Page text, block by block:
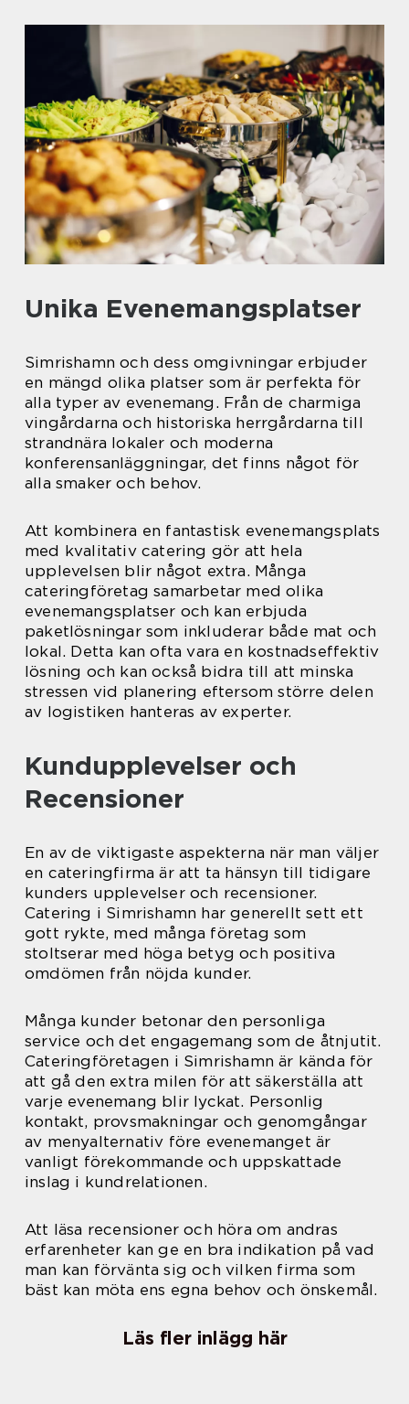
Unika Evenemangsplatser
Simrishamn och dess omgivningar erbjuder
en mängd olika platser som är perfekta för
alla typer av evenemang. Från de charmiga
vingårdarna och historiska herrgårdarna till
strandnära lokaler och moderna
konferensanläggningar, det finns något för
alla smaker och behov.
Att kombinera en fantastisk evenemangsplats
med kvalitativ catering gör att hela
upplevelsen blir något extra. Många
cateringföretag samarbetar med olika
evenemangsplatser och kan erbjuda
paketlösningar som inkluderar både mat och
lokal. Detta kan ofta vara en kostnadseffektiv
lösning och kan också bidra till att minska
stressen vid planering eftersom större delen
av logistiken hanteras av experter.
Kundupplevelser och
Recensioner
En av de viktigaste aspekterna när man väljer
en cateringfirma är att ta hänsyn till tidigare
kunders upplevelser och recensioner.
Catering i Simrishamn har generellt sett ett
gott rykte, med många företag som
stoltserar med höga betyg och positiva
omdömen från nöjda kunder.
Många kunder betonar den personliga
service och det engagemang som de åtnjutit.
Cateringföretagen i Simrishamn är kända för
att gå den extra milen för att säkerställa att
varje evenemang blir lyckat. Personlig
kontakt, provsmakningar och genomgångar
av menyalternativ före evenemanget är
vanligt förekommande och uppskattade
inslag i kundrelationen.
Att läsa recensioner och höra om andras
erfarenheter kan ge en bra indikation på vad
man kan förvänta sig och vilken firma som
bäst kan möta ens egna behov och önskemål.
Läs fler inlägg här